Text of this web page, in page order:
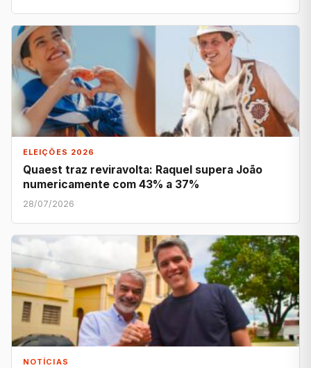
ELEIÇÕES 2026
Quaest traz reviravolta: Raquel supera João
numericamente com 43% a 37%
28/07/2026
NOTÍCIAS